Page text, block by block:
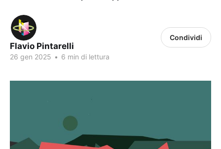
Flavio Pintarelli
26 gen 2025 • 6 min di lettura
Condividi